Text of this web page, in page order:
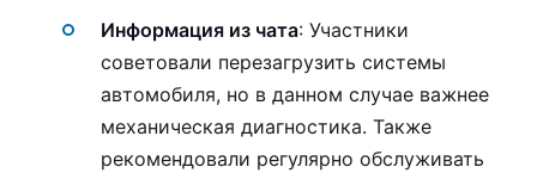
Информация из чата: Участники
советовали перезагрузить системы
автомобиля, но в данном случае важнее
механическая диагностика. Также
рекомендовали регулярно обслуживать